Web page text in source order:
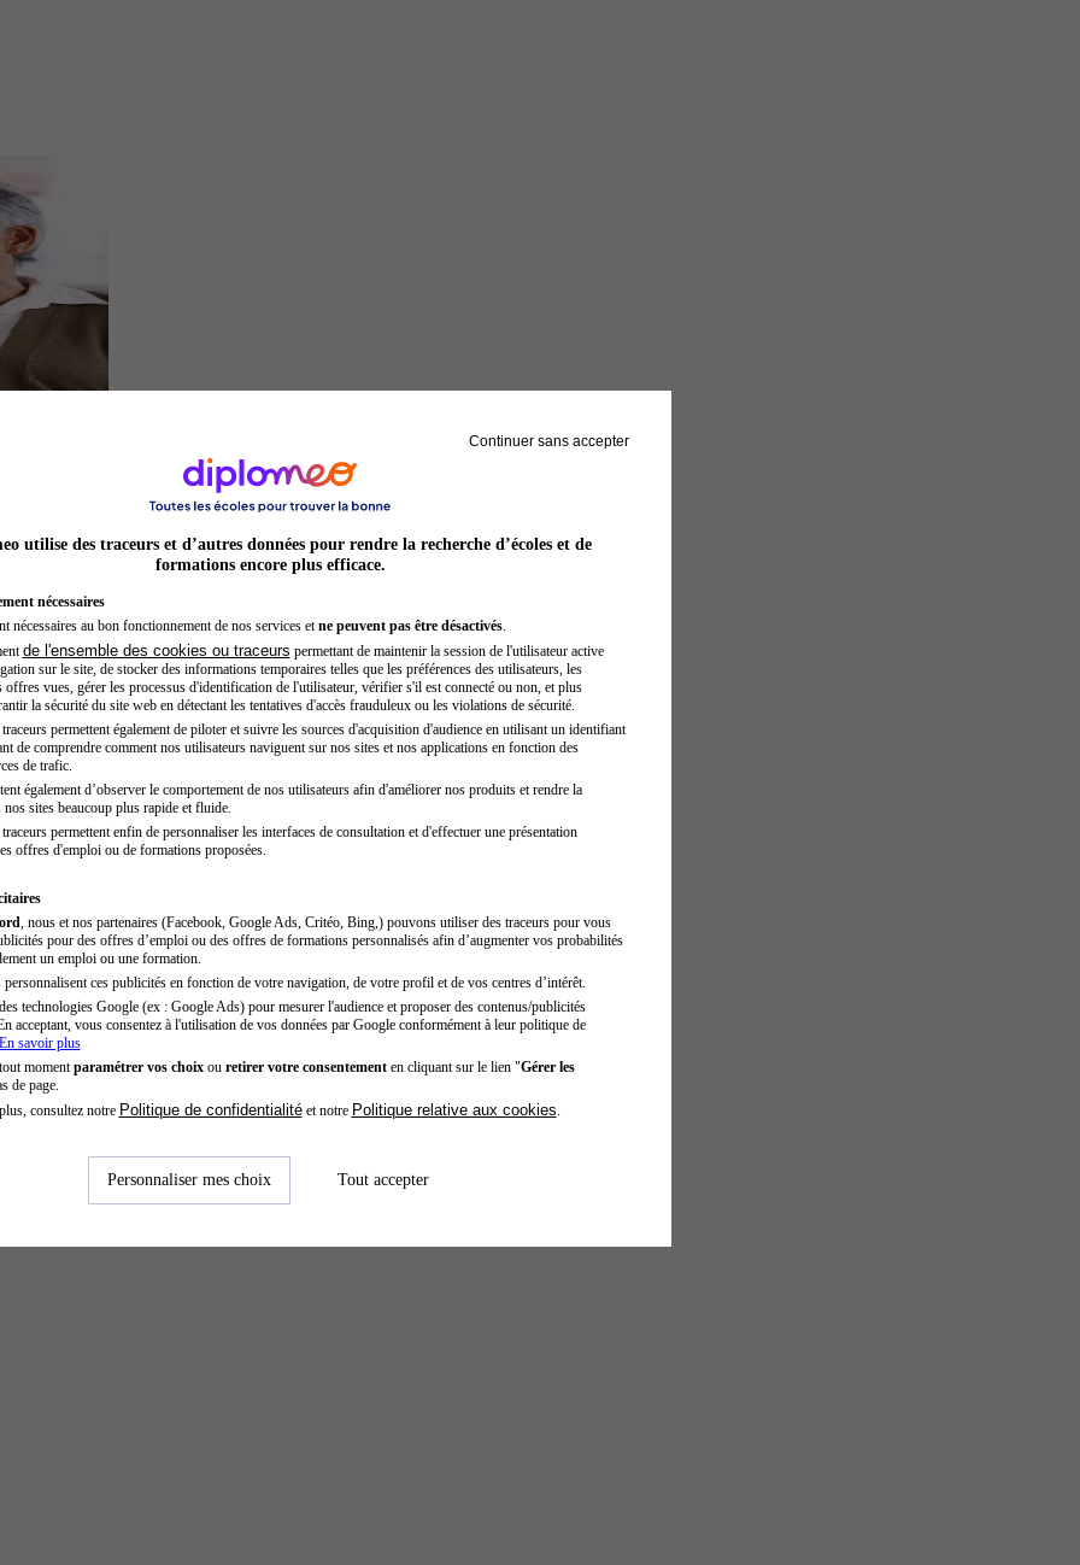
Sage-femme
Continuer sans accepter
utilise des traceurs et d’autres données pour rendre la recherche d’écoles et de
formations encore plus efficace.
nécessaires
nécessaires au bon fonctionnement de nos services et ne peuvent pas être désactivés.
de l'ensemble des cookies ou traceurs permettant de maintenir la session de l'utilisateur active
sur le site, de stocker des informations temporaires telles que les préférences des utilisateurs, les
offres vues, gérer les processus d'identification de l'utilisateur, vérifier s'il est connecté ou non, et plus
la sécurité du site web en détectant les tentatives d'accès frauduleux ou les violations de sécurité.
permettent également de piloter et suivre les sources d'acquisition d'audience en utilisant un identifiant
de comprendre comment nos utilisateurs naviguent sur nos sites et nos applications en fonction des
de trafic.
également d’observer le comportement de nos utilisateurs afin d'améliorer nos produits et rendre la
sites beaucoup plus rapide et fluide.
permettent enfin de personnaliser les interfaces de consultation et d'effectuer une présentation
offres d'emploi ou de formations proposées.
, nous et nos partenaires (Facebook, Google Ads, Critéo, Bing,) pouvons utiliser des traceurs pour vous
pour des offres d’emploi ou des offres de formations personnalisés afin d’augmenter vos probabilités
un emploi ou une formation.
ces publicités en fonction de votre navigation, de votre profil et de vos centres d’intérêt.
technologies Google (ex : Google Ads) pour mesurer l'audience et proposer des contenus/publicités
acceptant, vous consentez à l'utilisation de vos données par Google conformément à leur politique de
savoir plus
moment paramétrer vos choixou retirer votre consentementen cliquant sur le lien "Gérer les
de page.
consultez notre Politique de confidentialitéet notre Politique relative aux cookies
Personnaliser mes choix Tout accepter